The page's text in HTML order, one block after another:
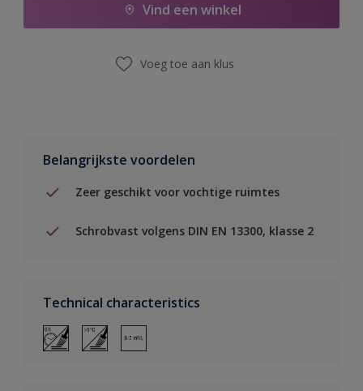
Vind een winkel
Voeg toe aan klus
Belangrijkste voordelen
Zeer geschikt voor vochtige ruimtes
Schrobvast volgens DIN EN 13300, klasse 2
Technical characteristics